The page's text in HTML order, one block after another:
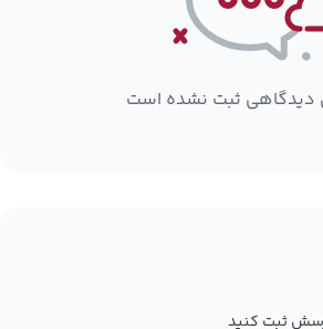
دیدگاهی ثبت نشده است
ثبت کنید